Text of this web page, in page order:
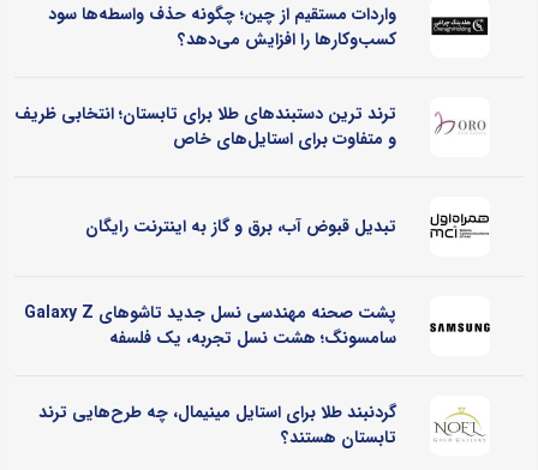
واردات مستقیم از چین؛ چگونه حذف واسطه‌ها سود
کسب‌وکارها را افزایش می‌دهد؟
ترند ترین دستبندهای طلا برای تابستان؛ انتخابی ظریف
و متفاوت برای استایل‌های خاص
تبدیل قبوض آب، برق و گاز به اینترنت رایگان
پشت صحنه مهندسی نسل جدید تاشوهای Galaxy Z
سامسونگ؛ هشت نسل تجربه، یک فلسفه
گردنبند طلا برای استایل مینیمال، چه طرح‌هایی ترند
تابستان هستند؟